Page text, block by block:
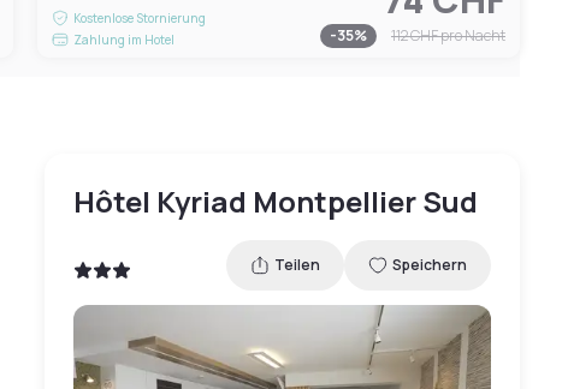
Kostenlose Stornierung
Zahlung im Hotel
-35% 112 CHFpro Nacht
Hôtel Kyriad Montpellier Sud
Teilen Speichern